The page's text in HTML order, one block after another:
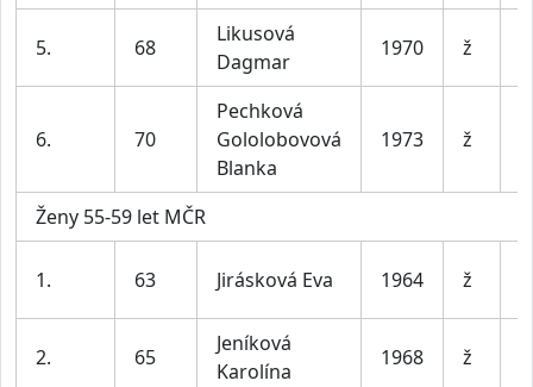
5. 68
Likusová
Dagmar
1970 ž
6. 70
Pechková
Gololobovová
Blanka
1973 ž
Ženy 55-59 let MČR
1. 63 Jirásková Eva 1964 ž
2. 65
Jeníková
Karolína
1968 ž